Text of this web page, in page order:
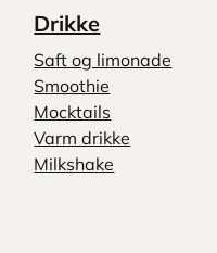
Drikke
Saft og limonade
Smoothie
Mocktails
Varm drikke
Milkshake